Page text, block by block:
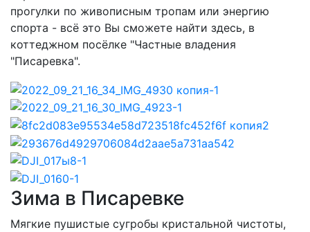
прогулки по живописным тропам или энергию
спорта - всё это Вы сможете найти здесь, в
коттеджном посёлке "Частные владения
"Писаревка".
Зима в Писаревке
Мягкие пушистые сугробы кристальной чистоты,